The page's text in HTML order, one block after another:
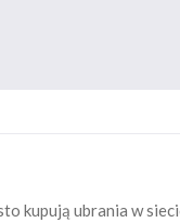
kupują ubrania w